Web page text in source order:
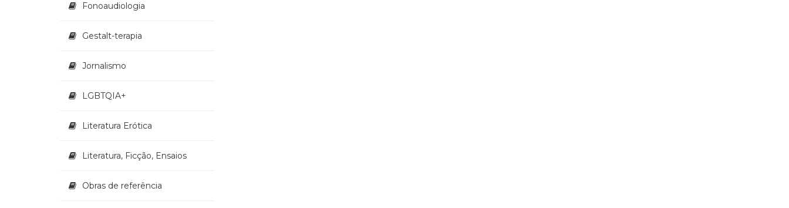
Fonoaudiologia
Gestalt-terapia
Jornalismo
LGBTQIA+
Literatura Erótica
Literatura, Ficção, Ensaios
Obras de referência